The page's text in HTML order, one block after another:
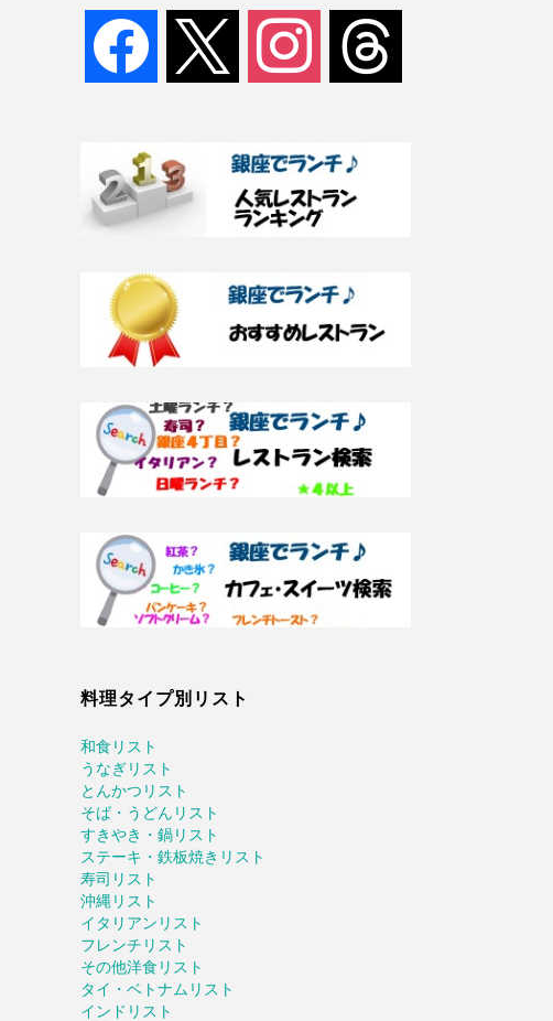
facebook instagram threads
料理タイプ別リスト
和食リスト
うなぎリスト
とんかつリスト
そば・うどんリスト
すきやき・鍋リスト
ステーキ・鉄板焼きリスト
寿司リスト
沖縄リスト
イタリアンリスト
フレンチリスト
その他洋食リスト
タイ・ベトナムリスト
インドリスト